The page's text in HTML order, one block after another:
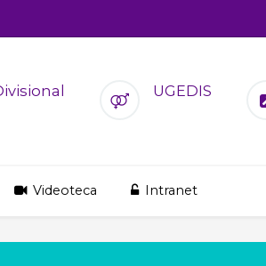
UGEDIS
Videoteca Intranet